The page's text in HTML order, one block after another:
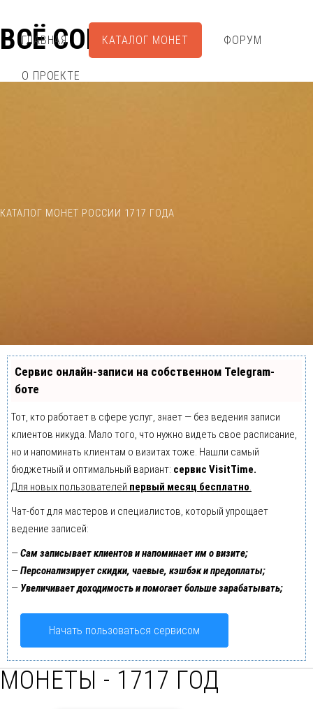
ВСЁ СОБРАЛ
ГЛАВНАЯ КАТАЛОГ МОНЕТ ФОРУМ
О ПРОЕКТЕ
КАТАЛОГ МОНЕТ РОССИИ 1717 ГОДА
Сервис онлайн-записи на собственном Telegram-
боте
Тот, кто работает в сфере услуг, знает — без ведения записи
клиентов никуда. Мало того, что нужно видеть свое расписание,
но и напоминать клиентам о визитах тоже. Нашли самый
бюджетный и оптимальный вариант: сервис VisitTime.
Для новых пользователей первый месяц бесплатно.
Чат-бот для мастеров и специалистов, который упрощает
ведение записей:
—Сам записывает клиентов и напоминает им о визите;
—Персонализирует скидки, чаевые, кэшбэк и предоплаты;
— Увеличивает доходимость и помогает больше зарабатывать;
Начать пользоваться сервисом
МОНЕТЫ - 1717 ГОД